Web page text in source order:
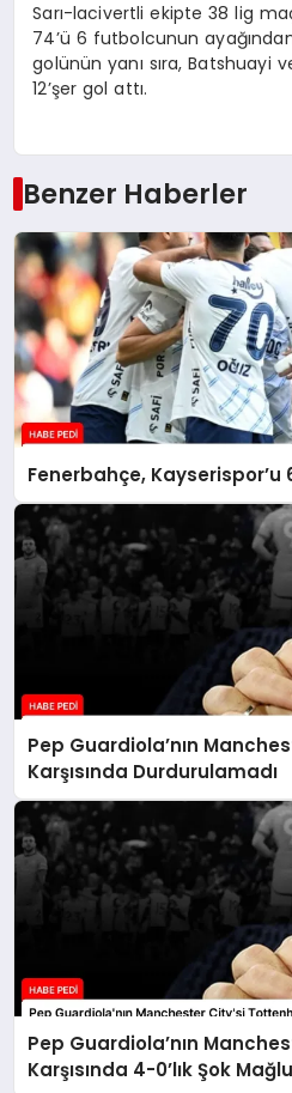
Sarı-lacivertli ekipte 38 lig
74’ü 6 futbolcunun
golünün yanı sıra, Batshuayi
12’şer gol attı.
Benzer Haberler
Fenerbahçe, Kayserispor’u
Pep Guardiola’nın
Karşısında Durdurulamadı
Pep Guardiola’nın
Karşısında 4-0’lık Şok